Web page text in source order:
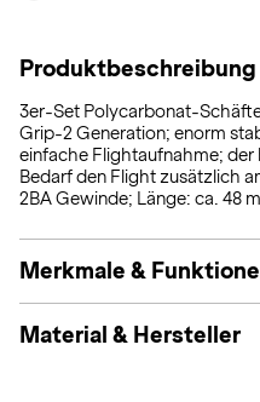
Produktbeschreibung
3er-Set Polycarbonat-
Grip-2 Generation; enorm
einfache Flightaufnahme; der
Bedarf den Flight zusätzlich
2BA Gewinde; Länge: ca. 48
Merkmale &
Material & Hersteller